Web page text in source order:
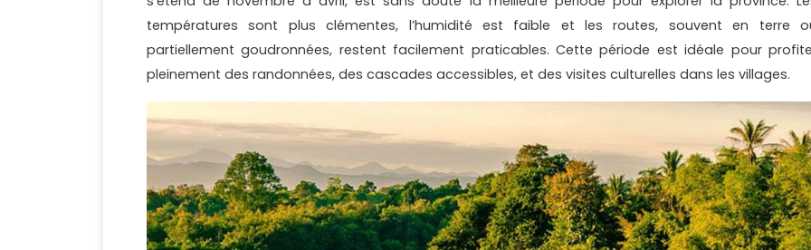
températures sont plus clémentes, l’humidité est faible et les routes, souvent en terre
partiellement goudronnées, restent facilement praticables. Cette période est idéale pour
pleinement des randonnées, des cascades accessibles, et des visites culturelles dans les villages.